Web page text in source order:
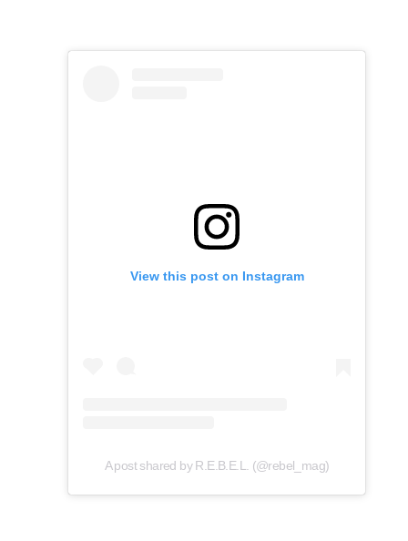
View this post on Instagram
A post shared by R.E.B.E.L. (@rebel_mag)